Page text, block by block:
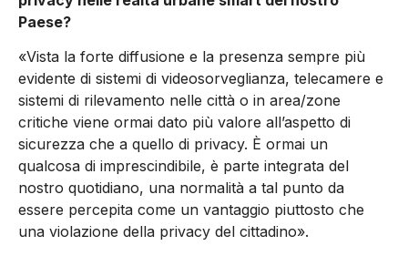
Paese?
«Vista la forte diffusione e la presenza sempre più
evidente di sistemi di videosorveglianza, telecamere e
sistemi di rilevamento nelle città o in area/zone
critiche viene ormai dato più valore all’aspetto di
sicurezza che a quello di privacy. È ormai un
qualcosa di imprescindibile, è parte integrata del
nostro quotidiano, una normalità a tal punto da
essere percepita come un vantaggio piuttosto che
una violazione della privacy del cittadino».